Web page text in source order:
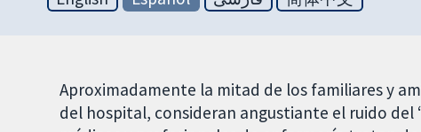
Aproximadamente la mitad de los familiares y
del hospital, consideran angustiante el ruido